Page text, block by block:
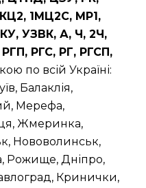
1МЦ2С, МР1,
УЗВК, А, Ч, 2Ч,
РГС, РГ, РГСП,
по всій Україні:
Балаклія,
Мерефа,
Жмеринка,
Нововолинськ,
Рожище, Дніпро,
Кринички,